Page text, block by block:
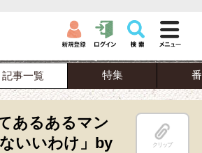
記事一覧 特集
あるあるマン
いいわけ」by
クリップ